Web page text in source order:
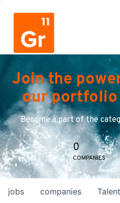
Join the
our portfolio
Become a part of the
0
COMPANIES
jobs companies Talent